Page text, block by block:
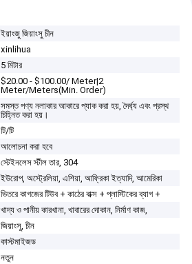
ইয়াংজু জিয়াংসু চীন
xinlihua
5 মিটার
$20.00 - $100.00/ Meter|2
Meter/Meters(Min. Order)
সমস্ত পণ্য নলাকার আকারে প্যাক করা হয়, দৈর্ঘ্য এবং প্রস্থ
চিহ্নিত করা হয়।
টি/টি
আলোচনা করা হবে
স্টেইনলেস স্টীল তার, 304
ইউরোপ, অস্ট্রেলিয়া, এশিয়া, আফ্রিকা ইত্যাদি, আমেরিকা
ভিতরে কাগজের টিউব + কাঠের বাক্স + প্লাস্টিকের ব্যাগ +
খাদ্য ও পানীয় কারখানা, খাবারের দোকান, নির্মাণ কাজ,
জিয়াংসু, চীন
কাস্টমাইজড
নতুন